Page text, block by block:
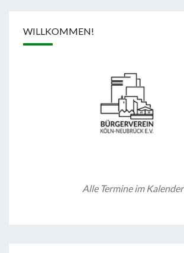
WILLKOMMEN!
Alle Termine im Kalender